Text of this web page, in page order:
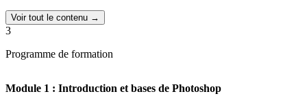
Voir tout le contenu →
3
Programme de formation
Module 1 : Introduction et bases de Photoshop